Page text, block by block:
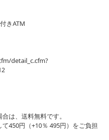
きATM
detail_c.cfm?
は、送料無料です。
450円（+10％ 495円）をご負担